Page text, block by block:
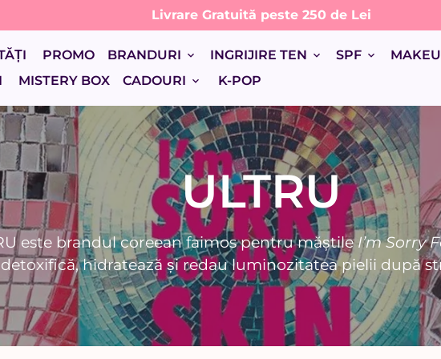
Livrare Gratuită peste 250 de Lei
PROMO BRANDURI keyboard_arrow_down INGRIJIRE TEN keyboard_arrow_down SPF keyboard_arrow_down
MISTERY BOX CADOURI keyboard_arrow_down K-POP
ULTRU
este brandul coreean faimos pentru măștileI’m Sorry
detoxifică, hidratează și redau luminozitatea pielii după